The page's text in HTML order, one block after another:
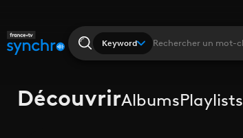
Keyword
DécouvrirAlbumsPlaylists